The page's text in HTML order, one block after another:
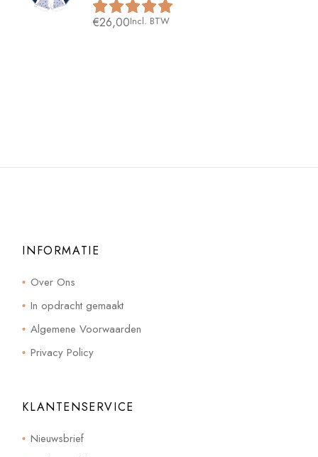
€26,00Incl. BTW
INFORMATIE
Over Ons
In opdracht gemaakt
Algemene Voorwaarden
Privacy Policy
KLANTENSERVICE
Nieuwsbrief